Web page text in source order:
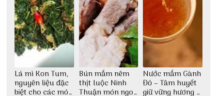
Lá mì Kon Tum,
nguyên liệu đặc
biệt cho các món
Bún mắm nêm
thịt luộc Ninh
Thuận món ngon
Nước mắm Gành
Đỏ – Tâm huyết
giữ vững hương vị